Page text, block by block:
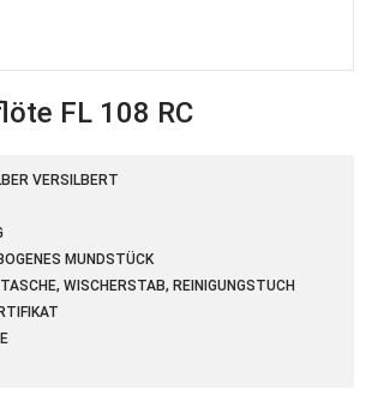
FL 108 RC
VERSILBERT
MUNDSTÜCK
WISCHERSTAB, REINIGUNGSTUCH